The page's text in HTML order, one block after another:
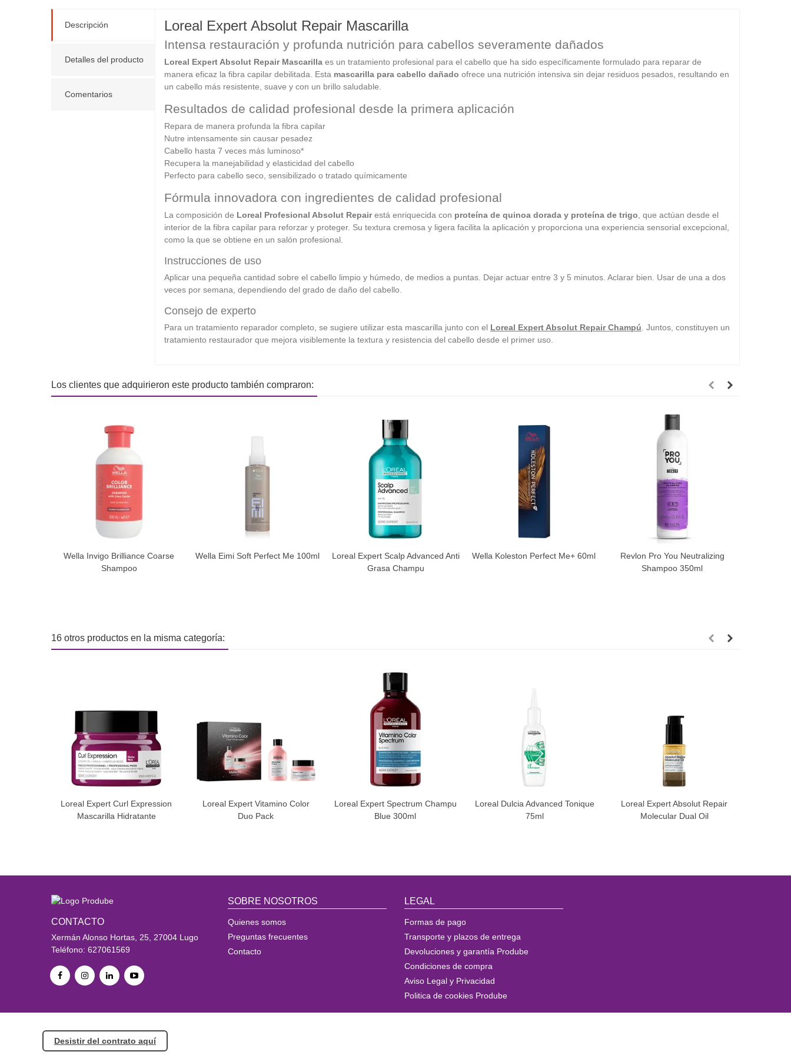
Descripción
Detalles del producto
Comentarios
Loreal Expert Absolut Repair Mascarilla
Intensa restauración y profunda nutrición para cabellos severamente dañados
Loreal Expert Absolut Repair Mascarilla es un tratamiento profesional para el cabello que ha sido específicamente formulado para reparar de
manera eficaz la fibra capilar debilitada. Esta mascarilla para cabello dañado ofrece una nutrición intensiva sin dejar residuos pesados, resultando en
un cabello más resistente, suave y con un brillo saludable.
Resultados de calidad profesional desde la primera aplicación
Repara de manera profunda la fibra capilar
Nutre intensamente sin causar pesadez
Cabello hasta 7 veces más luminoso*
Recupera la manejabilidad y elasticidad del cabello
Perfecto para cabello seco, sensibilizado o tratado químicamente
Fórmula innovadora con ingredientes de calidad profesional
La composición de Loreal Profesional Absolut Repairestá enriquecida con proteína de quinoa dorada y proteína de trigo , que actúan desde el
interior de la fibra capilar para reforzar y proteger. Su textura cremosa y ligera facilita la aplicación y proporciona una experiencia sensorial excepcional,
como la que se obtiene en un salón profesional.
Instrucciones de uso
Aplicar una pequeña cantidad sobre el cabello limpio y húmedo, de medios a puntas. Dejar actuar entre 3 y 5 minutos. Aclarar bien. Usar de una a dos
veces por semana, dependiendo del grado de daño del cabello.
Consejo de experto
Para un tratamiento reparador completo, se sugiere utilizar esta mascarilla junto con el Loreal Expert Absolut Repair Champú . Juntos, constituyen un
tratamiento restaurador que mejora visiblemente la textura y resistencia del cabello desde el primer uso.
Los clientes que adquirieron este producto también compraron:
Wella Invigo Brilliance Coarse
Shampoo
Wella Eimi Soft Perfect Me 100ml
Loreal Expert Scalp Advanced Anti
Grasa Champu
Wella Koleston Perfect Me+ 60ml
Revlon Pro You Neutralizing
Shampoo 350ml
16 otros productos en la misma categoría:
Loreal Expert Curl Expression
Mascarilla Hidratante
Loreal Expert Vitamino Color
Duo Pack
Loreal Expert Spectrum Champu
Blue 300ml
Loreal Dulcia Advanced Tonique
75ml
Loreal Expert Absolut Repair
Molecular Dual Oil
CONTACTO
Xermán Alonso Hortas, 25, 27004 Lugo
Teléfono: 627061569
SOBRE NOSOTROS
Quienes somos
Preguntas frecuentes
Contacto
LEGAL
Formas de pago
Transporte y plazos de entrega
Devoluciones y garantía Prodube
Condiciones de compra
Aviso Legal y Privacidad
Politica de cookies Prodube
Desistir del contrato aquí